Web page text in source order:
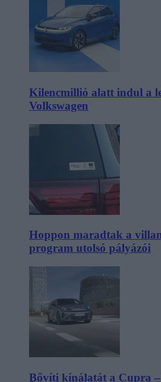
Kilencmillió alatt indul a
Volkswagen
Hoppon maradtak a
program utolsó pályázói
Bővíti kínálatát a Cupra –